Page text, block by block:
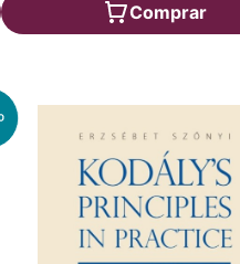
Comprar